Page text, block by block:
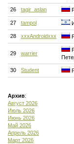
26 tagir_aslan
27 tampol
28 xxxAndroidxxx
29 warrier
30 Student
Архив:
Август 2026
Июль 2026
Июнь 2026
Май 2026
Апрель 2026
Март 2026